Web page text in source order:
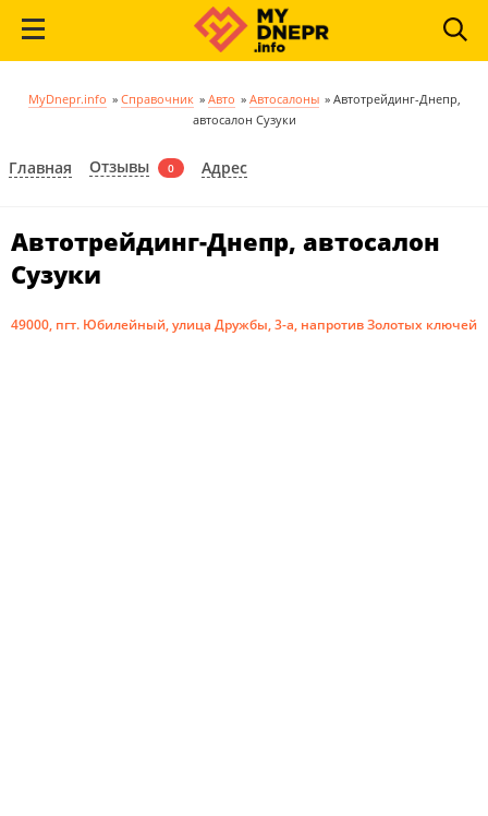
MyDnepr.info » Справочник » Авто » Автосалоны » Автотрейдинг-Днепр,
автосалон Сузуки
Главная Отзывы 0 Адрес
Автотрейдинг-Днепр, автосалон
Сузуки
49000, пгт. Юбилейный, улица Дружбы, 3-а, напротив Золотых ключей